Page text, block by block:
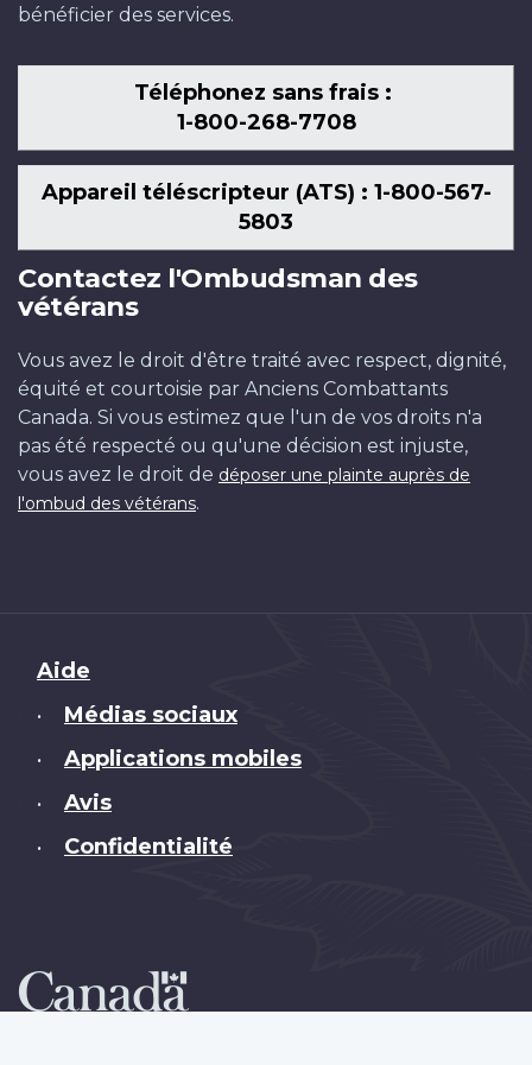
bénéficier des services.
Téléphonez sans frais :
1-800-268-7708
Appareil téléscripteur (ATS) : 1-800-567-
5803
Contactez l'Ombudsman des
vétérans
Vous avez le droit d'être traité avec respect, dignité,
équité et courtoisie par Anciens Combattants
Canada. Si vous estimez que l'un de vos droits n'a
pas été respecté ou qu'une décision est injuste,
vous avez le droit de déposer une plainte auprès de
l'ombud des vétérans.
Brand
Aide
• Médias sociaux
• Applications mobiles
• Avis
• Confidentialité